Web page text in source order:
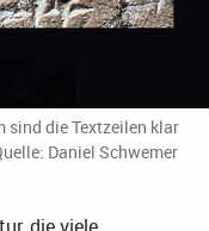
die Textzeilen klar
Daniel Schwemer